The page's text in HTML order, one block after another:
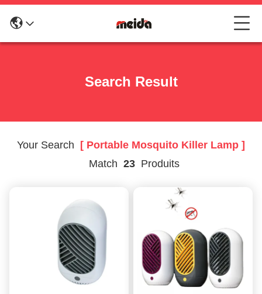
Search Result
Your Search [ Portable Mosquito Killer Lamp ]
Match 23Produits